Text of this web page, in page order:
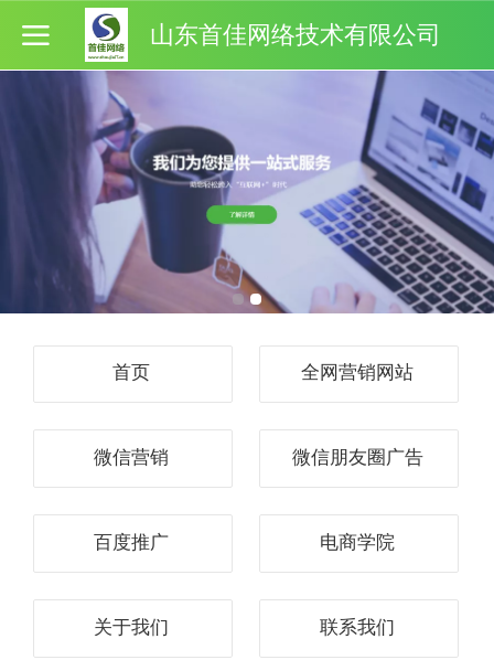
山东首佳网络技术有限公司
首页 全网营销网站
微信营销 微信朋友圈广告
百度推广 电商学院
关于我们 联系我们